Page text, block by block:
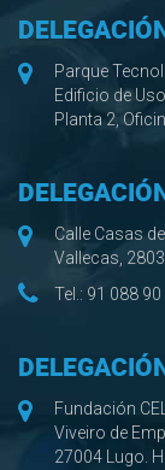
Parque
Edificio de
Planta 2,
Calle Casas
Vallecas,
Tel.: 91 088 90
Fundación
Viveiro de
27004 Lugo.